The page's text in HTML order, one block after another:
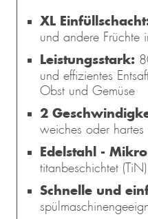
XL
und andere Früchte
Leistungsstark:
und effizientes
Obst und Gemüse
2
weiches oder
Edelstahl -
titanbeschichtet (TiN)
Schnelle und